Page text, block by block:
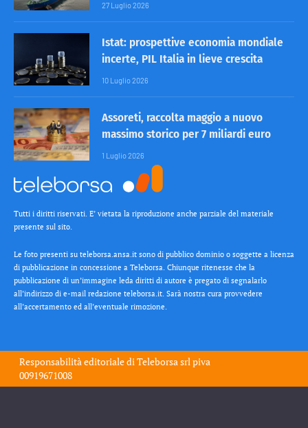
27 Luglio 2026
Istat: prospettive economia mondiale
incerte, PIL Italia in lieve crescita
10 Luglio 2026
Assoreti, raccolta maggio a nuovo
massimo storico per 7 miliardi euro
1 Luglio 2026
Tutti i diritti riservati. E’ vietata la riproduzione anche parziale del materiale
presente sul sito.
Le foto presenti su teleborsa.ansa.it sono di pubblico dominio o soggette a licenza
di pubblicazione in concessione a Teleborsa. Chiunque ritenesse che la
pubblicazione di un’immagine leda diritti di autore è pregato di segnalarlo
all’indirizzo di e-mail redazione teleborsa.it. Sarà nostra cura provvedere
all’accertamento ed all’eventuale rimozione.
Responsabilità editoriale diTeleborsa srlpiva
00919671008